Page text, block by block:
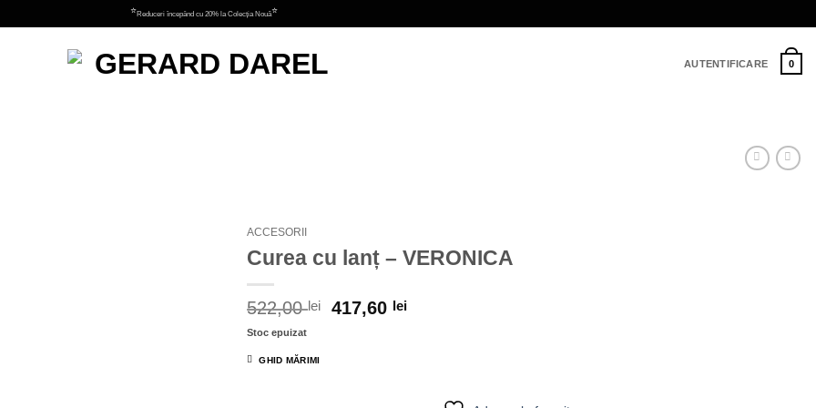
⭐Reduceri începând cu 20% la Colecția Nouă⭐
AUTENTIFICARE 0
ACCESORII
Curea cu lanț – VERONICA
522,00lei 417,60 lei
Stoc epuizat
GHID MĂRIMI